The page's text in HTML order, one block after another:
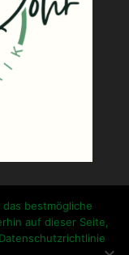
bestmögliche
auf dieser Seite,